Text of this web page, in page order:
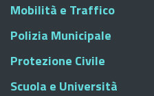
Mobilità e Traffico
Polizia Municipale
Protezione Civile
Scuola e Università